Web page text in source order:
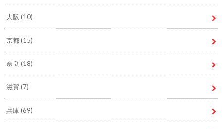
大阪 (10)
京都(15)
奈良 (18)
滋賀 (7)
兵庫(69)